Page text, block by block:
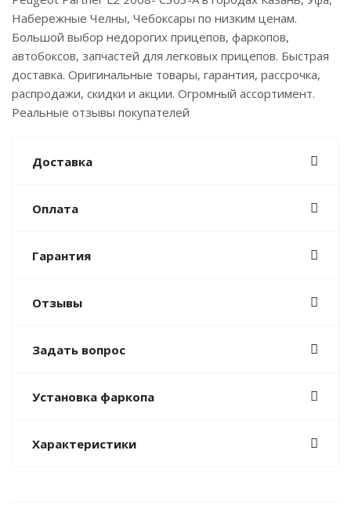
Набережные Челны, Чебоксары по низким ценам.
Большой выбор недорогих прицепов, фаркопов,
автобоксов, запчастей для легковых прицепов. Быстрая
доставка. Оригинальные товары, гарантия, рассрочка,
распродажи, скидки и акции. Огромный ассортимент.
Реальные отзывы покупателей
Доставка
Оплата
Гарантия
Отзывы
Задать вопрос
Установка фаркопа
Характеристики